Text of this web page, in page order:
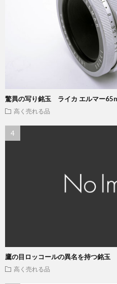
驚異の写り銘玉 ライカ エルマー
高く売れる品
鷹の目ロッコールの異名を持つ銘玉
高く売れる品